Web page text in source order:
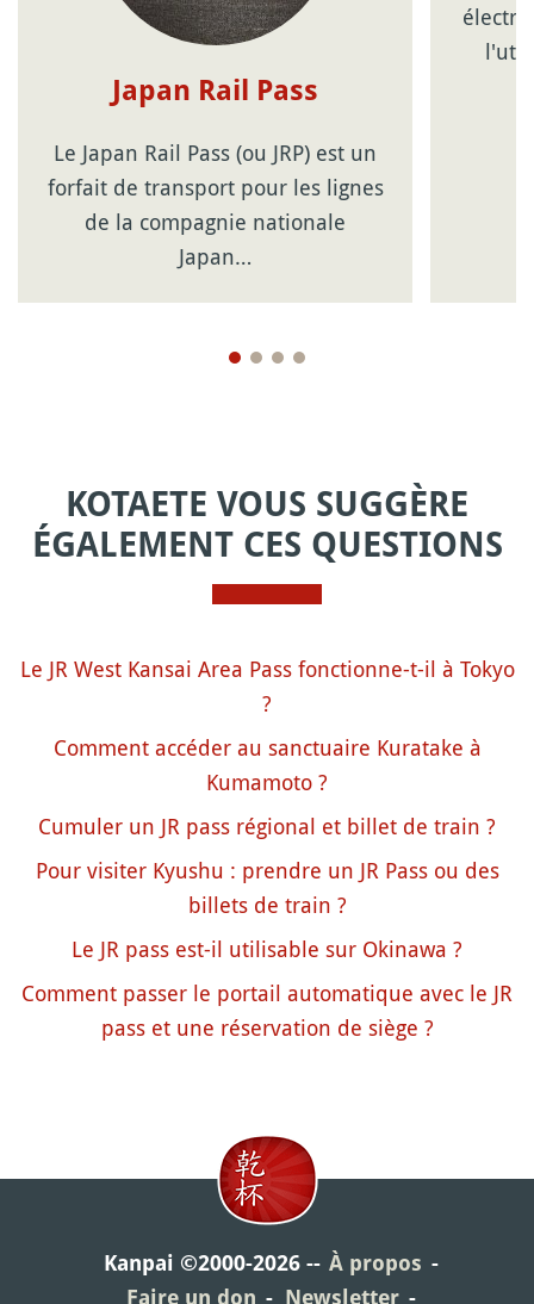
Japan Rail Pass
Le Japan Rail Pass (ou JRP) est un
forfait de transport pour les lignes
de la compagnie nationale
Japan…
KOTAETE VOUS SUGGÈRE
ÉGALEMENT CES QUESTIONS
Le JR West Kansai Area Pass fonctionne-t-il à Tokyo
?
Comment accéder au sanctuaire Kuratake à
Kumamoto ?
Cumuler un JR pass régional et billet de train ?
Pour visiter Kyushu : prendre un JR Pass ou des
billets de train ?
Le JR pass est-il utilisable sur Okinawa ?
Comment passer le portail automatique avec le JR
pass et une réservation de siège ?
Kanpai ©2000-2026
À propos
Faire un don
Newsletter